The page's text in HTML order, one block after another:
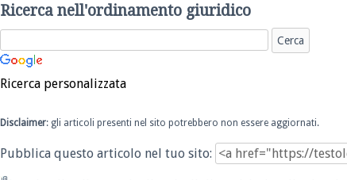
Ricerca nell'ordinamento giuridico
Ricerca personalizzata
Disclaimer: gli articoli presenti nel sito potrebbero non essere aggiornati.
Pubblica questo articolo nel tuo sito: